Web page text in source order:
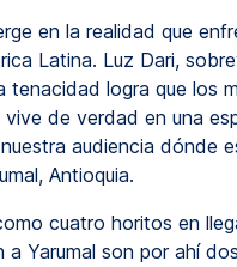
en la realidad que
Latina. Luz Dari,
logra que los
de verdad en una
audiencia dónde
Antioquia.
cuatro horitos en
a Yarumal son por ahí